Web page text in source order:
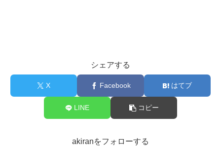
シェアする
X Facebook はてブ
LINE コピー
akiranをフォローする